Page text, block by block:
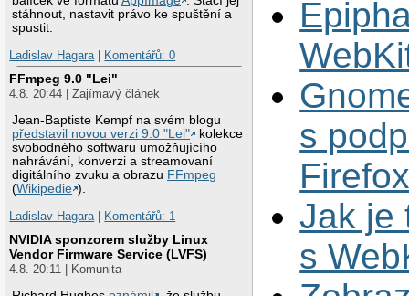
stáhnout, nastavit právo ke spuštění a
spustit.
Ladislav Hagara
Komentářů: 0
FFmpeg 9.0 "Lei"
4.8. 20:44 | Zajímavý článek
Jean-Baptiste Kempf na svém blogu
představil novou verzi 9.0 "Lei"
kolekce
svobodného softwaru umožňujícího
nahrávání, konverzi a streamovaní
digitálního zvuku a obrazu FFmpeg
(Wikipedie ).
Ladislav Hagara
Komentářů: 1
NVIDIA sponzorem služby Linux
Vendor Firmware Service (LVFS)
4.8. 20:11 | Komunita
s
Jak je
s